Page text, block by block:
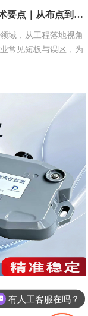
排水管网监测全过程关键技术要点｜从布点到运维，五步避开“装了没用”的坑
域，从工程落地视角
常见短板与误区，为
水监测项目，欢迎参
，真正让监测数据为
智能井盖全场景应用与标准化操作指南｜从认知误区到落地实操
有人工客服在吗？